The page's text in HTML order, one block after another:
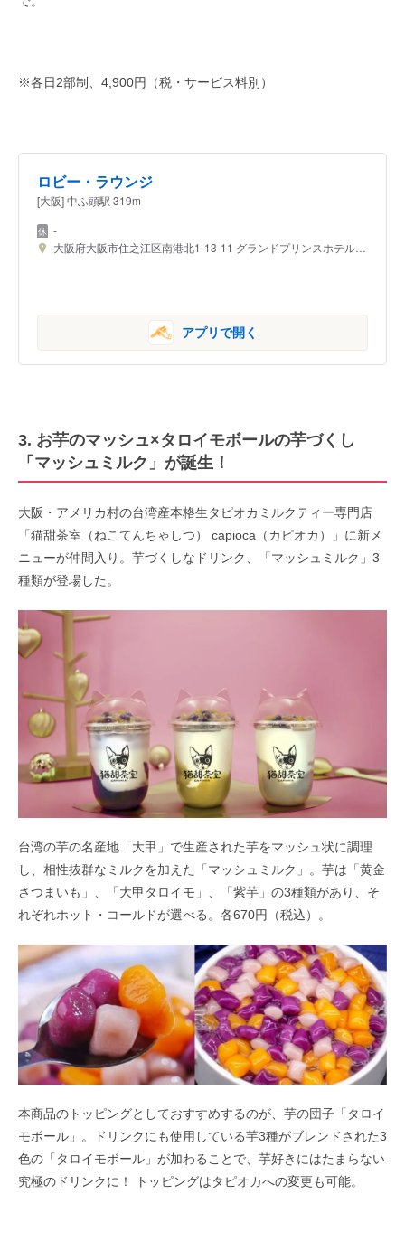
※各日2部制、4,900円（税・サービス料別）
ロビー・ラウンジ
[大阪] 中ふ頭駅 319m
-
大阪府大阪市住之江区南港北1-13-11 グランドプリンスホテル大阪ベイ 1F
アプリで開く
3. お芋のマッシュ×タロイモボールの芋づくし
「マッシュミルク」が誕生！
大阪・アメリカ村の台湾産本格生タピオカミルクティー専門店
「猫甜茶室（ねこてんちゃしつ） capioca（カピオカ）」に新メ
ニューが仲間入り。芋づくしなドリンク、「マッシュミルク」3
種類が登場した。
台湾の芋の名産地「大甲」で生産された芋をマッシュ状に調理
し、相性抜群なミルクを加えた「マッシュミルク」。芋は「黄金
さつまいも」、「大甲タロイモ」、「紫芋」の3種類があり、そ
れぞれホット・コールドが選べる。各670円（税込）。
本商品のトッピングとしておすすめするのが、芋の団子「タロイ
モボール」。ドリンクにも使用している芋3種がブレンドされた3
色の「タロイモボール」が加わることで、芋好きにはたまらない
究極のドリンクに！ トッピングはタピオカへの変更も可能。